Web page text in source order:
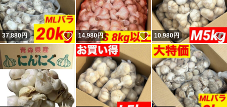
37,880円 いいね！
14,980円 いいね！
10,980円